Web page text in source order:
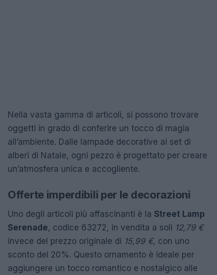
Nella vasta gamma di articoli, si possono trovare
oggetti in grado di conferire un tocco di magia
all’ambiente. Dalle lampade decorative ai set di
alberi di Natale, ogni pezzo è progettato per creare
un’atmosfera unica e accogliente.
Offerte imperdibili per le decorazioni
Uno degli articoli più affascinanti è la Street Lamp
Serenade, codice 63272, in vendita a soli 12,79 €
invece del prezzo originale di 15,99 €, con uno
sconto del 20%. Questo ornamento è ideale per
aggiungere un tocco romantico e nostalgico alle